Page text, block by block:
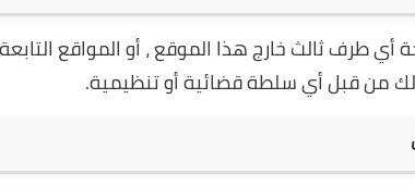
أي طرف ثالث خارج هذا الموقع ، أو المواقع التابعة
من قبل أي سلطة قضائية أو تنظيمية.